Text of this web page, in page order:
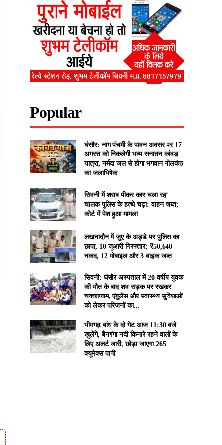
Popular
घंसौर: नाग पंचमी के पावन अवसर पर 17
अगस्त को निकलेगी भव्य सनातन कांवड़
यात्रा, नर्मदा जल से होगा भगवान नीलकंठ
का जलाभिषेक
सिवनी में शराब पीकर कार चला रहा
चालक पुलिस के हत्थे चढ़ा: वाहन जब्त;
कोर्ट में पेश हुआ मामला
लखनादौन में जुए के अड्डे पर पुलिस का
छापा, 10 जुआरी गिरफ्तार; ₹50,640
नकद, 12 मोबाइल और 3 बाइक जब्त
सिवनी: घंसौर अस्पताल में 20 वर्षीय युवक
की मौत के बाद शव सड़क पर रखकर
चक्काजाम, एंबुलेंस और स्वास्थ्य सुविधाओं
को लेकर परिजनों का...
भीमगढ़ बांध के दो गेट आज 11:30 बजे
खुलेंगे, बैनगंगा नदी किनारे रहने वालों के
लिए अलर्ट जारी, छोड़ा जाएगा 265
क्यूमेक्स पानी